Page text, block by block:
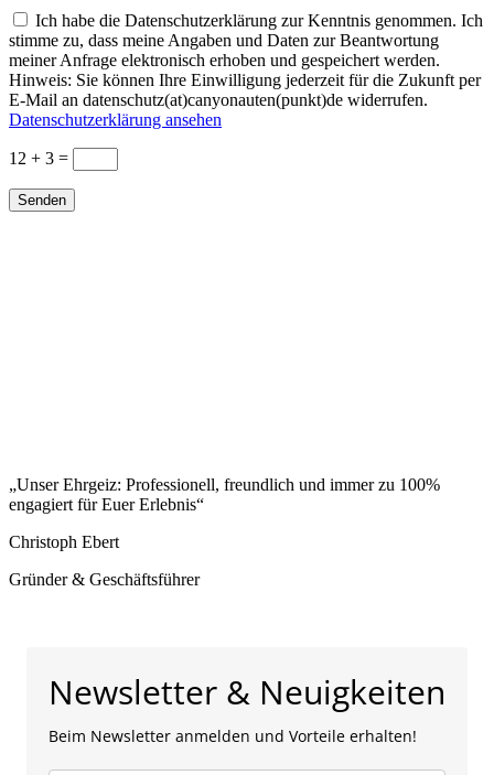
Ich habe die Datenschutzerklärung zur Kenntnis genommen. Ich
stimme zu, dass meine Angaben und Daten zur Beantwortung
meiner Anfrage elektronisch erhoben und gespeichert werden.
Hinweis: Sie können Ihre Einwilligung jederzeit für die Zukunft per
E-Mail an datenschutz(at)canyonauten(punkt)de widerrufen.
Datenschutzerklärung ansehen
12 + 3 =
Senden
„Unser Ehrgeiz: Professionell, freundlich und immer zu 100%
engagiert für Euer Erlebnis“
Christoph Ebert
Gründer & Geschäftsführer
Newsletter & Neuigkeiten
Beim Newsletter anmelden und Vorteile erhalten!